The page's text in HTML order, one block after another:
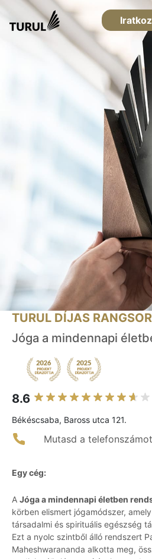
TURUL DÍJAS RANGSOR
Jóga a mindennapi
8.6
Békéscsaba, Baross utca 121.
Mutasd a telefonszámot
Egy cég:
A Jóga a mindennapi életben
körben elismert jógamódszer,
társadalmi és spirituális egészség
Ezt a nyolc szintből álló rendszert
Maheshwarananda alkotta meg,